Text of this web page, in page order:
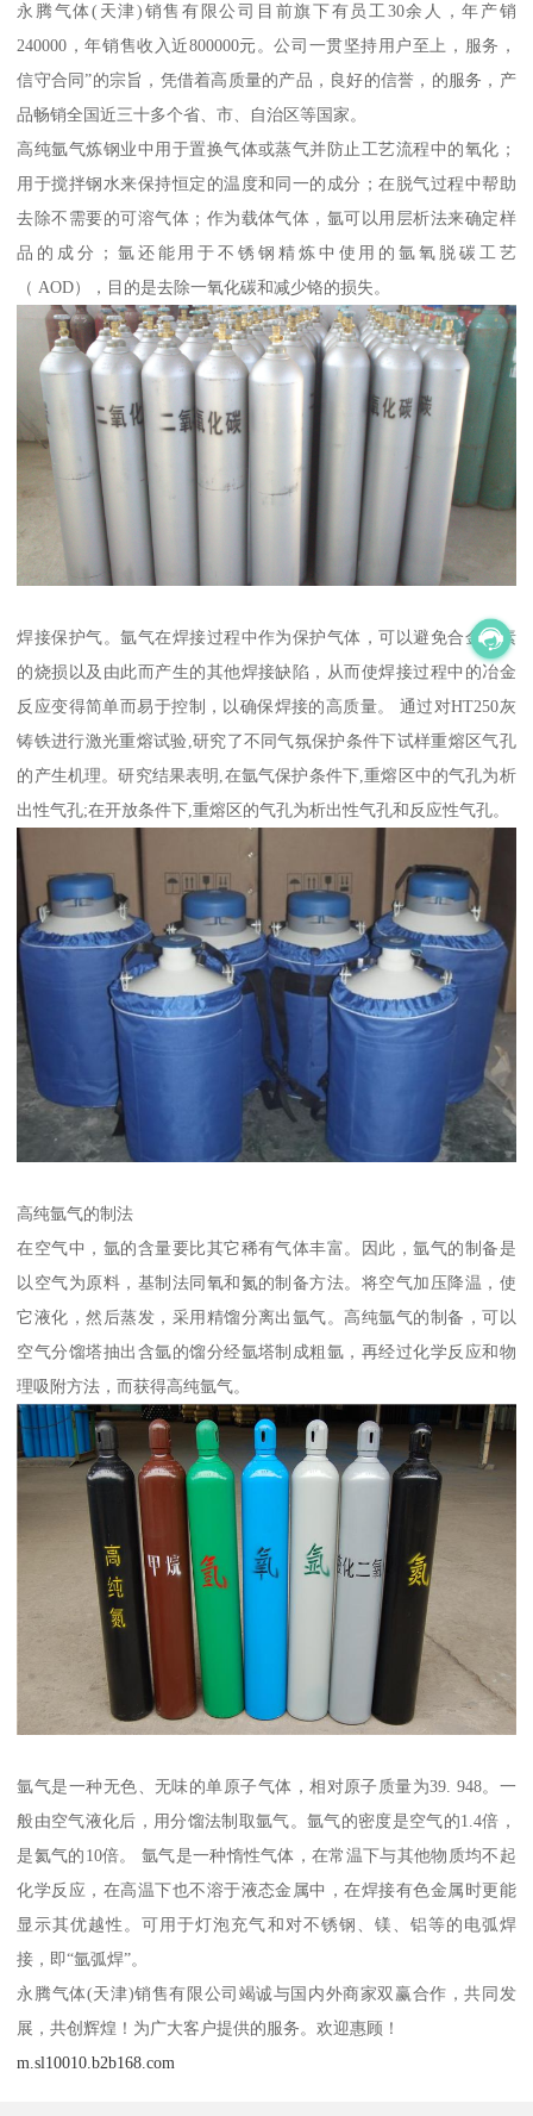
永腾气体(天津)销售有限公司目前旗下有员工30余人，年产销
240000，年销售收入近800000元。公司一贯坚持用户至上，服务，
信守合同”的宗旨，凭借着高质量的产品，良好的信誉，的服务，产
品畅销全国近三十多个省、市、自治区等国家。
高纯氩气炼钢业中用于置换气体或蒸气并防止工艺流程中的氧化；
用于搅拌钢水来保持恒定的温度和同一的成分；在脱气过程中帮助
去除不需要的可溶气体；作为载体气体，氩可以用层析法来确定样
品的成分；氩还能用于不锈钢精炼中使用的氩氧脱碳工艺
（ AOD），目的是去除一氧化碳和减少铬的损失。
焊接保护气。氩气在焊接过程中作为保护气体，可以避免合金元素
的烧损以及由此而产生的其他焊接缺陷，从而使焊接过程中的冶金
反应变得简单而易于控制，以确保焊接的高质量。 通过对HT250灰
铸铁进行激光重熔试验,研究了不同气氛保护条件下试样重熔区气孔
的产生机理。研究结果表明,在氩气保护条件下,重熔区中的气孔为析
出性气孔;在开放条件下,重熔区的气孔为析出性气孔和反应性气孔。
高纯氩气的制法
在空气中，氩的含量要比其它稀有气体丰富。因此，氩气的制备是
以空气为原料，基制法同氧和氮的制备方法。将空气加压降温，使
它液化，然后蒸发，采用精馏分离出氩气。高纯氩气的制备，可以
空气分馏塔抽出含氩的馏分经氩塔制成粗氩，再经过化学反应和物
理吸附方法，而获得高纯氩气。
氩气是一种无色、无味的单原子气体，相对原子质量为39. 948。一
般由空气液化后，用分馏法制取氩气。氩气的密度是空气的1.4倍，
是氦气的10倍。 氩气是一种惰性气体，在常温下与其他物质均不起
化学反应，在高温下也不溶于液态金属中，在焊接有色金属时更能
显示其优越性。可用于灯泡充气和对不锈钢、镁、铝等的电弧焊
接，即“氩弧焊”。
永腾气体(天津)销售有限公司竭诚与国内外商家双赢合作，共同发
展，共创辉煌！为广大客户提供的服务。欢迎惠顾！
m.sl10010.b2b168.com